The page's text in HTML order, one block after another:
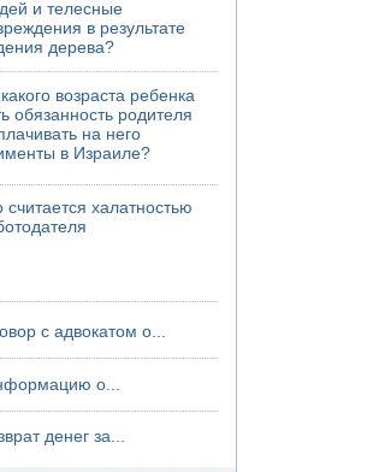
и телесные
в результате
дерева?
возраста ребенка
обязанность родителя
на него
в Израиле?
считается халатностью
с адвокатом о...
о...
денег за...